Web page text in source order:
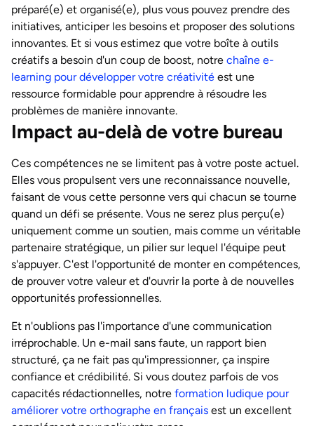
préparé(e) et organisé(e), plus vous pouvez prendre des
initiatives, anticiper les besoins et proposer des solutions
innovantes. Et si vous estimez que votre boîte à outils
créatifs a besoin d'un coup de boost, notre chaîne e-
learning pour développer votre créativité est une
ressource formidable pour apprendre à résoudre les
problèmes de manière innovante.
Impact au-delà de votre bureau
Ces compétences ne se limitent pas à votre poste actuel.
Elles vous propulsent vers une reconnaissance nouvelle,
faisant de vous cette personne vers qui chacun se tourne
quand un défi se présente. Vous ne serez plus perçu(e)
uniquement comme un soutien, mais comme un véritable
partenaire stratégique, un pilier sur lequel l'équipe peut
s'appuyer. C'est l'opportunité de monter en compétences,
de prouver votre valeur et d'ouvrir la porte à de nouvelles
opportunités professionnelles.
Et n'oublions pas l'importance d'une communication
irréprochable. Un e-mail sans faute, un rapport bien
structuré, ça ne fait pas qu'impressionner, ça inspire
confiance et crédibilité. Si vous doutez parfois de vos
capacités rédactionnelles, notre formation ludique pour
améliorer votre orthographe en français est un excellent